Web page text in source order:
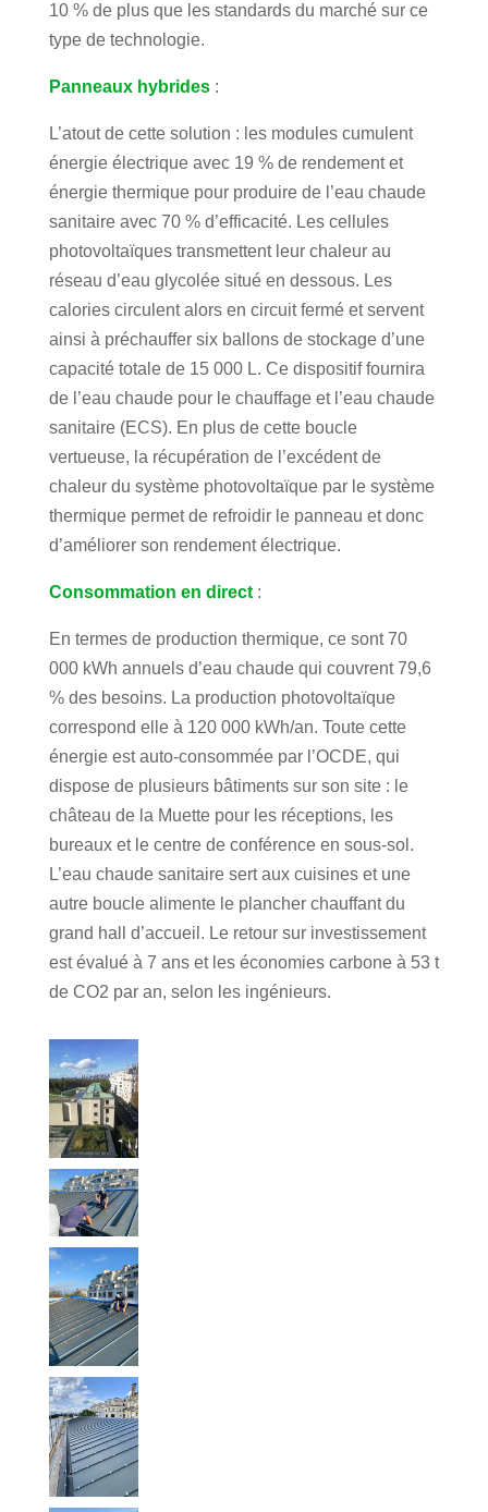
10 % de plus que les standards du marché sur ce
type de technologie.
Panneaux hybrides:
L’atout de cette solution : les modules cumulent
énergie électrique avec 19 % de rendement et
énergie thermique pour produire de l’eau chaude
sanitaire avec 70 % d’efficacité. Les cellules
photovoltaïques transmettent leur chaleur au
réseau d’eau glycolée situé en dessous. Les
calories circulent alors en circuit fermé et servent
ainsi à préchauffer six ballons de stockage d’une
capacité totale de 15 000 L. Ce dispositif fournira
de l’eau chaude pour le chauffage et l’eau chaude
sanitaire (ECS). En plus de cette boucle
vertueuse, la récupération de l’excédent de
chaleur du système photovoltaïque par le système
thermique permet de refroidir le panneau et donc
d’améliorer son rendement électrique.
Consommation en direct:
En termes de production thermique, ce sont 70
000 kWh annuels d’eau chaude qui couvrent 79,6
% des besoins. La production photovoltaïque
correspond elle à 120 000 kWh/an. Toute cette
énergie est auto-consommée par l’OCDE, qui
dispose de plusieurs bâtiments sur son site : le
château de la Muette pour les réceptions, les
bureaux et le centre de conférence en sous-sol.
L’eau chaude sanitaire sert aux cuisines et une
autre boucle alimente le plancher chauffant du
grand hall d’accueil. Le retour sur investissement
est évalué à 7 ans et les économies carbone à 53 t
de CO2 par an, selon les ingénieurs.